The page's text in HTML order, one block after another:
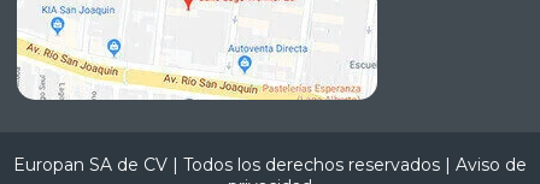
Europan SA de CV | Todos los derechos reservados | Aviso de